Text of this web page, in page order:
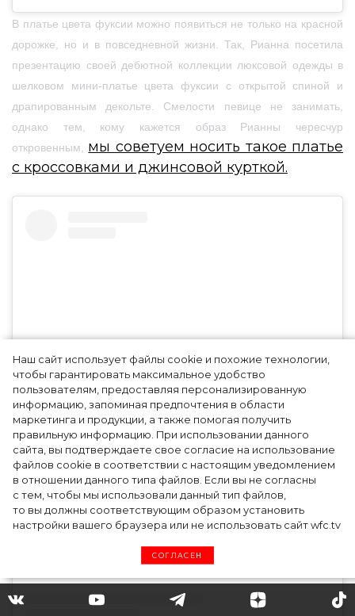
Наш сайт использует файлы cookie и похожие технологии,
чтобы гарантировать максимальное удобство
пользователям, предоставляя персонализированную
информацию, запоминая предпочтения в области
маркетинга и продукции, а также помогая получить
правильную информацию. При использовании данного
сайта, вы подтверждаете свое согласие на использование
файлов cookie в соответствии с настоящим уведомлением
в отношении данного типа файлов. Если вы не согласны
с тем, чтобы мы использовали данный тип файлов,
то вы должны соответствующим образом установить
настройки вашего браузера или не использовать сайт wfc.tv
СОГЛАСЕН
В платье цвета фуксии можно появиться не только на красной
дорожке, но и в повседневной жизни. Так, Рианна посетила
презентацию своей дебютной коллекции люксовой одежды в
шелковом мини-платье цвета фуксии с открытой спиной и
драпированным декольте. Смелости певице не занимать,
однако тем, кому кажется образ Рианны чересчур
откровенным, мы советуем носить такое платье
с кроссовками и джинсовой курткой.
Посмотреть эту публикацию в *******